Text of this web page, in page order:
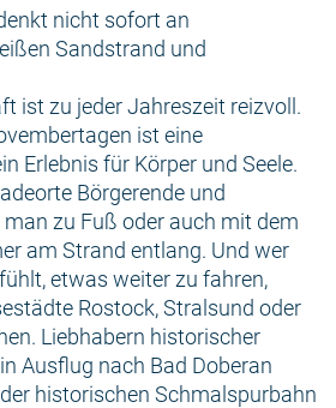
nicht sofort an
Sandstrand und
ist zu jeder Jahreszeit reizvoll.
ist eine
Erlebnis für Körper und Seele.
Börgerende und
zu Fuß oder auch mit dem
am Strand entlang. Und wer
etwas weiter zu fahren,
Rostock, Stralsund oder
Liebhabern historischer
Ausflug nach Bad Doberan
historischen Schmalspurbahn